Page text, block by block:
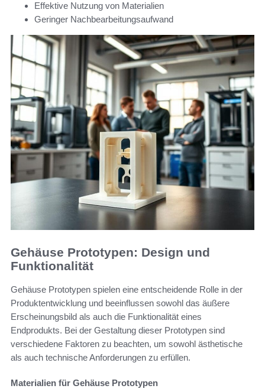
Effektive Nutzung von Materialien
Geringer Nachbearbeitungsaufwand
Gehäuse Prototypen: Design und
Funktionalität
Gehäuse Prototypen spielen eine entscheidende Rolle in der
Produktentwicklung und beeinflussen sowohl das äußere
Erscheinungsbild als auch die Funktionalität eines
Endprodukts. Bei der Gestaltung dieser Prototypen sind
verschiedene Faktoren zu beachten, um sowohl ästhetische
als auch technische Anforderungen zu erfüllen.
Materialien für Gehäuse Prototypen